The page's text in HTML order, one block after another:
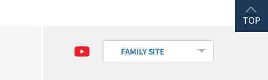
FAMILY SITE
TOP